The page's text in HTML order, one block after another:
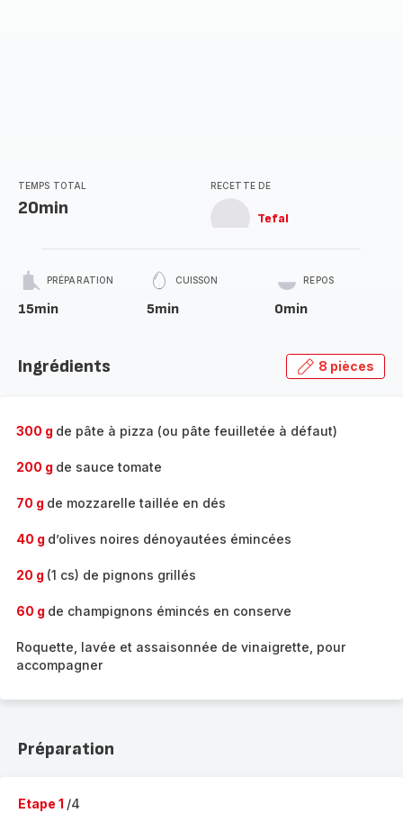
TEMPS TOTAL
20min
RECETTE DE
Tefal
PRÉPARATION
15min
CUISSON
5min
REPOS
0min
Ingrédients 8 pièces
300 g de pâte à pizza (ou pâte feuilletée à défaut)
200 g de sauce tomate
70 g de mozzarelle taillée en dés
40 g d’olives noires dénoyautées émincées
20 g (1 cs) de pignons grillés
60 g de champignons émincés en conserve
Roquette, lavée et assaisonnée de vinaigrette, pour
accompagner
Préparation
Etape 1 /4